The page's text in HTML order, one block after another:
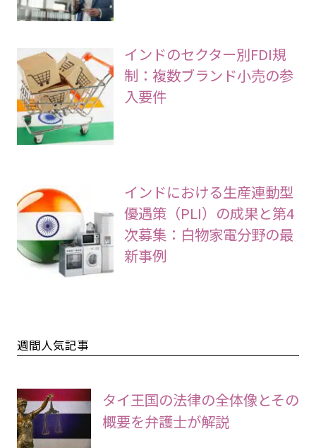
インドのセクター別FDI規
制：複数ブランド小売の参
入要件
インドにおける生産連動型
優遇策（PLI）の成果と第4
次募集：白物家電分野の最
新事例
週間人気記事
タイ王国の法律の全体像とその
概要を弁護士が解説